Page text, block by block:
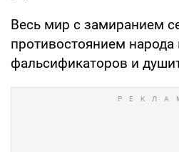
Весь мир с замиранием
противостоянием народа
фальсификаторов и